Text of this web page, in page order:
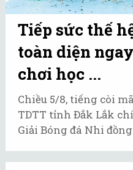
Tiếp sức thế
toàn diện
chơi học ...
Chiều 5/8, tiếng còi
TDTT tỉnh Đắk Lắk
Giải Bóng đá Nhi